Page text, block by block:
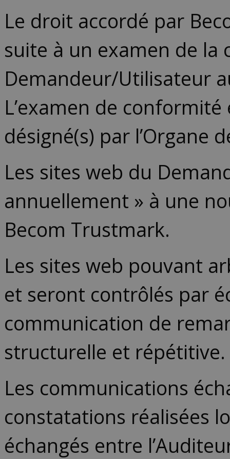
Le droit accordé par
suite à un examen de
Demandeur/Utilisateur
L’examen de
désigné(s) par l’Organe
Les sites web du
annuellement » à une
Becom Trustmark.
Les sites web pouvant
et seront contrôlés par
communication de
structurelle et répétitive.
Les communications
constatations réalisées
échangés entre